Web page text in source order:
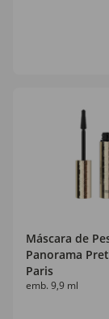
Máscara de
Panorama
Paris
emb. 9,9 ml